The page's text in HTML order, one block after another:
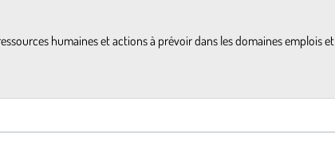
humaines et actions à prévoir dans les domaines emplois et